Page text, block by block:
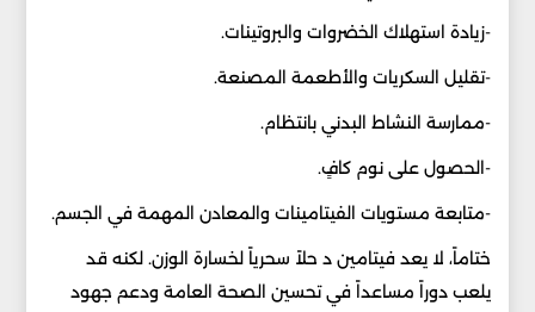
-زيادة استهلاك الخضروات والبروتينات.
-تقليل السكريات والأطعمة المصنعة.
-ممارسة النشاط البدني بانتظام.
-الحصول على نوم كافٍ.
-متابعة مستويات الفيتامينات والمعادن المهمة في الجسم.
ختاماً، لا يعد فيتامين د حلاً سحرياً لخسارة الوزن. لكنه قد
يلعب دوراً مساعداً في تحسين الصحة العامة ودعم جهود